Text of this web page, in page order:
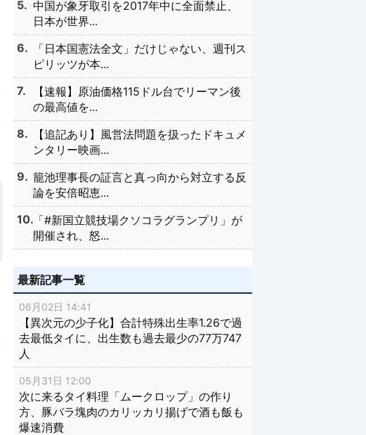
中国が象牙取引を2017年中に全面禁止、
日本が世界...
「日本国憲法全文」だけじゃない、週刊ス
ピリッツが本...
【速報】原油価格115ドル台でリーマン後
の最高値を...
【追記あり】風営法問題を扱ったドキュメ
ンタリー映画...
籠池理事長の証言と真っ向から対立する反
論を安倍昭恵...
「#新国立競技場クソコラグランプリ」が
開催され、怒...
最新記事一覧
06月02日 14:41
【異次元の少子化】合計特殊出生率1.26で過
去最低タイに、出生数も過去最少の77万747
人
05月31日 12:00
次に来るタイ料理「ムークロップ」の作り
方、豚バラ塊肉のカリッカリ揚げで酒も飯も
爆速消費